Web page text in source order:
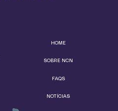
HOME
SOBRE NCN
FAQS
NOTÍCIAS